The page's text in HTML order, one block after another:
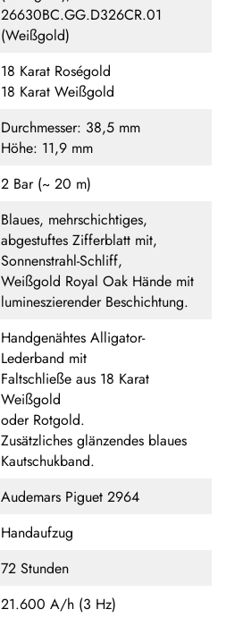
26630BC.GG.D326CR.01
(Weißgold)
18 Karat Roségold
18 Karat Weißgold
Durchmesser: 38,5 mm
Höhe: 11,9 mm
2 Bar (~ 20 m)
Blaues, mehrschichtiges,
abgestuftes Zifferblatt mit,
Sonnenstrahl-Schliff,
Weißgold Royal Oak Hände mit
lumineszierender Beschichtung.
Handgenähtes Alligator-
Lederband mit
Faltschließe aus 18 Karat
Weißgold
oder Rotgold.
Zusätzliches glänzendes blaues
Kautschukband.
Audemars Piguet 2964
Handaufzug
72 Stunden
21.600 A/h (3 Hz)